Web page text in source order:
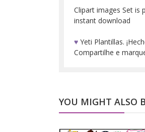
Clipart images Set is
instant download
♥ Yeti Plantillas.
Compartilhe e
YOU MIGHT ALSO